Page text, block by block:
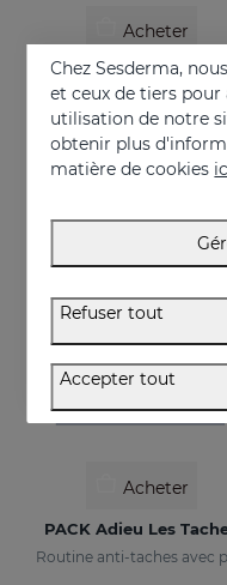
Acheter
30.95 €
ONLINE EXCLUSIVE
Acheter
PACK Adieu Les
Chez Sesderma,
et ceux de tiers
utilisation de notre
obtenir plus
matière de cookies
Refuser tout
Accepter tout